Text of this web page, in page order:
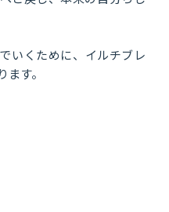
ます。